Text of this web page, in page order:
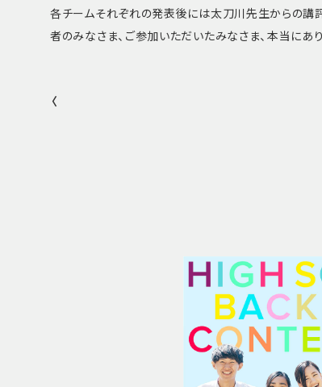
各チームそれぞれの発表後には太刀川先生からの講
者のみなさま、ご参加いただいたみなさま、本当にあ
〈